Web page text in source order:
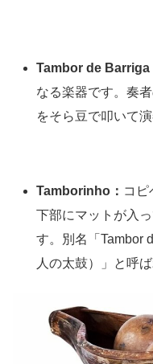
Tambor de Barriga
なる楽器です。奏
をそら豆で叩いて演
Tamborinho： コピ
下部にマットが入
す。別名「Tambor
人の太鼓）」と呼